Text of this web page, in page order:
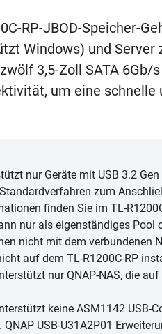
RP-JBOD-Speicher-
Windows) und
3,5-Zoll SATA
um eine
nur Geräte mit USB 3.2
zum
finden Sie im TL-
nur als eigenständiges
nicht mit dem verbundenen
auf dem TL-R1200C-RP
nur QNAP-NAS, die
keine ASM1142 USB-
USB-U31A2P01